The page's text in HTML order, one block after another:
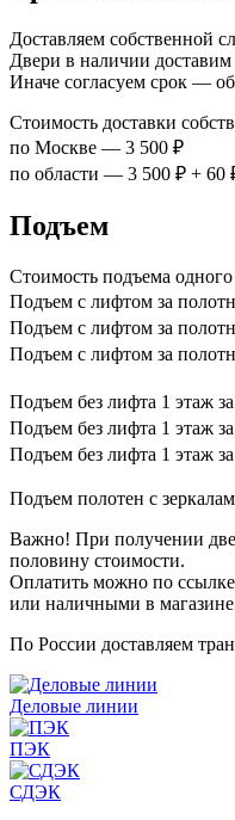
Доставляем собственной
Двери в наличии доставим
Иначе согласуем срок —
Стоимость доставки
по Москве — 3 500 ₽
по области — 3 500 ₽ +
Подъем
Стоимость подъема
Подъем с лифтом за
Подъем с лифтом за
Подъем с лифтом за
Подъем без лифта 1 этаж
Подъем без лифта 1 этаж
Подъем без лифта 1 этаж
Подъем полотен с
Важно! При получении
половину стоимости.
Оплатить можно по
или наличными в
По России доставляем
Деловые линии
ПЭК
СДЭК